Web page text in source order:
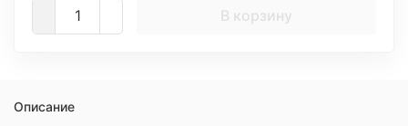
В корзину
Описание